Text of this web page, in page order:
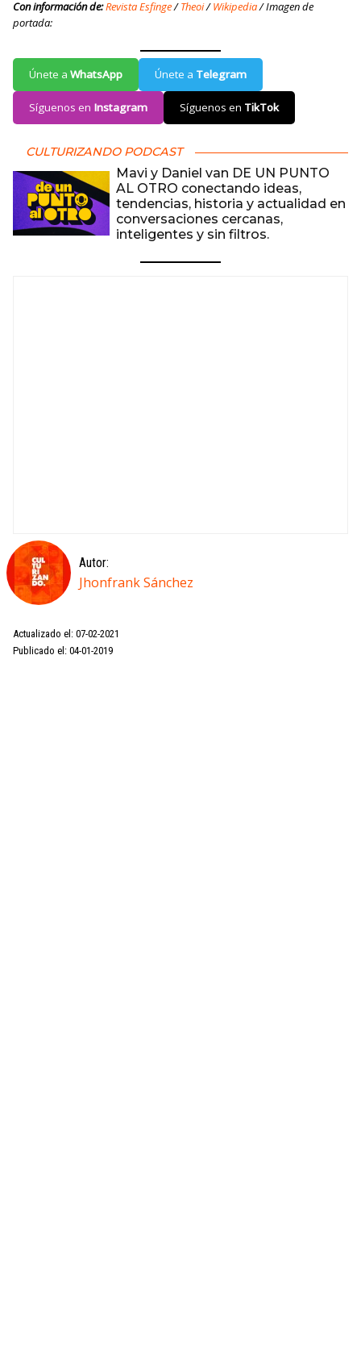
Con información de:Revista Esfinge/Theoi/Wikipedia/ Imagen de
portada:
Únete a WhatsApp Únete a Telegram
Síguenos en Instagram Síguenos en TikTok
CULTURIZANDO PODCAST
Mavi y Daniel van DE UN PUNTO
AL OTRO conectando ideas,
tendencias, historia y actualidad en
conversaciones cercanas,
inteligentes y sin filtros.
Autor:
Jhonfrank Sánchez
Actualizado el: 07-02-2021
Publicado el: 04-01-2019